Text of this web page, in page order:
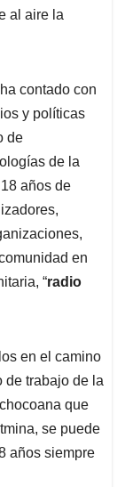
al aire la
contado con
y políticas
de
de la
años de
en
“radio
en el camino
de trabajo de la
que
se puede
años siempre